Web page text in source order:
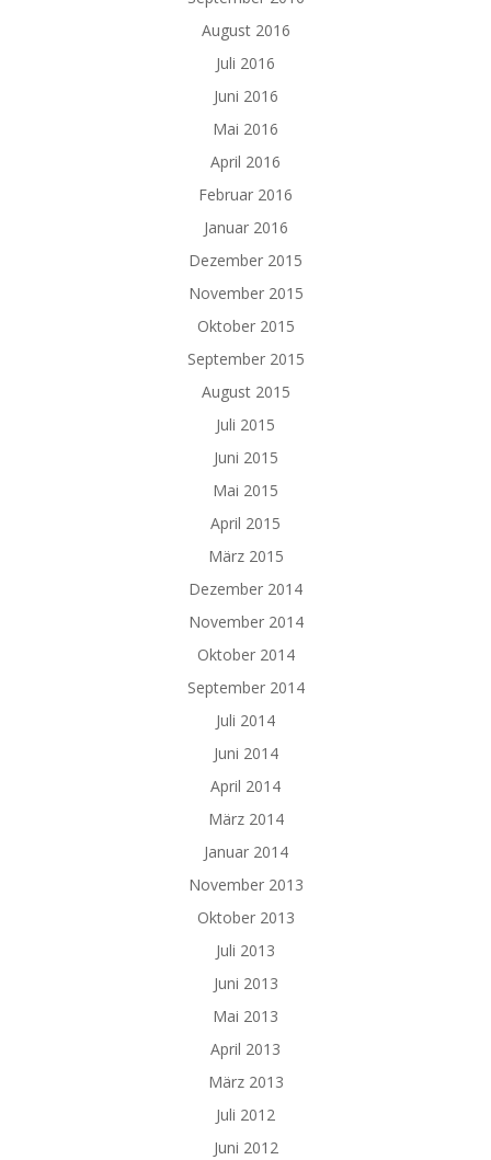
August 2016
Juli 2016
Juni 2016
Mai 2016
April 2016
Februar 2016
Januar 2016
Dezember 2015
November 2015
Oktober 2015
September 2015
August 2015
Juli 2015
Juni 2015
Mai 2015
April 2015
März 2015
Dezember 2014
November 2014
Oktober 2014
September 2014
Juli 2014
Juni 2014
April 2014
März 2014
Januar 2014
November 2013
Oktober 2013
Juli 2013
Juni 2013
Mai 2013
April 2013
März 2013
Juli 2012
Juni 2012